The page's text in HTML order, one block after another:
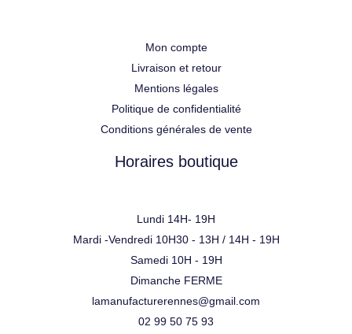
Mon compte
Livraison et retour
Mentions légales
Politique de confidentialité
Conditions générales de vente
Horaires boutique
Lundi 14H- 19H
Mardi -Vendredi 10H30 - 13H / 14H - 19H
Samedi 10H - 19H
Dimanche FERME
lamanufacturerennes@gmail.com
02 99 50 75 93